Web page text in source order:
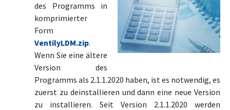
des Programms in
komprimierter
Form
VentilyLDM.zip.
Wenn Sie eine ältere
Version des
Programms als 2.1.1.2020 haben, ist es notwendig, es
zuerst zu deinstallieren und dann eine neue Version
zu installieren. Seit Version 2.1.1.2020 werden